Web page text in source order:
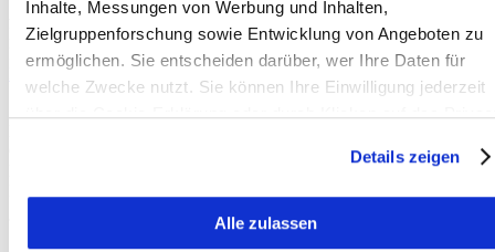
Inhalte, Messungen von Werbung und Inhalten,
Zielgruppenforschung sowie Entwicklung von Angeboten zu
ermöglichen. Sie entscheiden darüber, wer Ihre Daten für
welche Zwecke nutzt. Sie können Ihre Einwilligung jederzeit
über die Cookie-Erklärung oder durch Klicken auf das
Wenn Sie es erlauben, würden wir auch gerne:
Informationen über Ihre geografische Lage erfassen,
Details zeigen
Alle zulassen
Autor:in
D.Brunner/HG Wäseli
Fehler gefunden?
Nachricht an die Redaktion
Statistik